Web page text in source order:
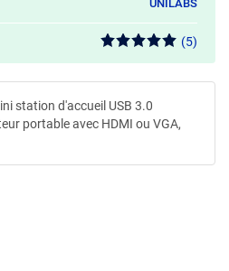
UNILABS
(5)
station d'accueil USB 3.0
portable avec HDMI ou VGA,